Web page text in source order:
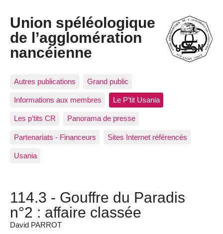
Union spéléologique
de l’agglomération
nancéienne
Autres publications Grand public
Informations aux membres Le P’tit Usania
Les p’tits CR Panorama de presse
Partenariats - Financeurs Sites Internet référencés
Usania
114.3 - Gouffre du Paradis
n°2 : affaire classée
David PARROT